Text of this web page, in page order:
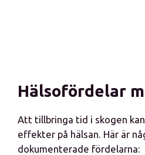
Hälsofördelar
Att tillbringa tid i skogen
effekter på hälsan. Här är
dokumenterade fördelarna: